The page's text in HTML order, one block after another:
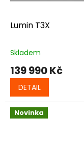
Lumin T3X
Skladem
139 990 Kč
DETAIL
Novinka